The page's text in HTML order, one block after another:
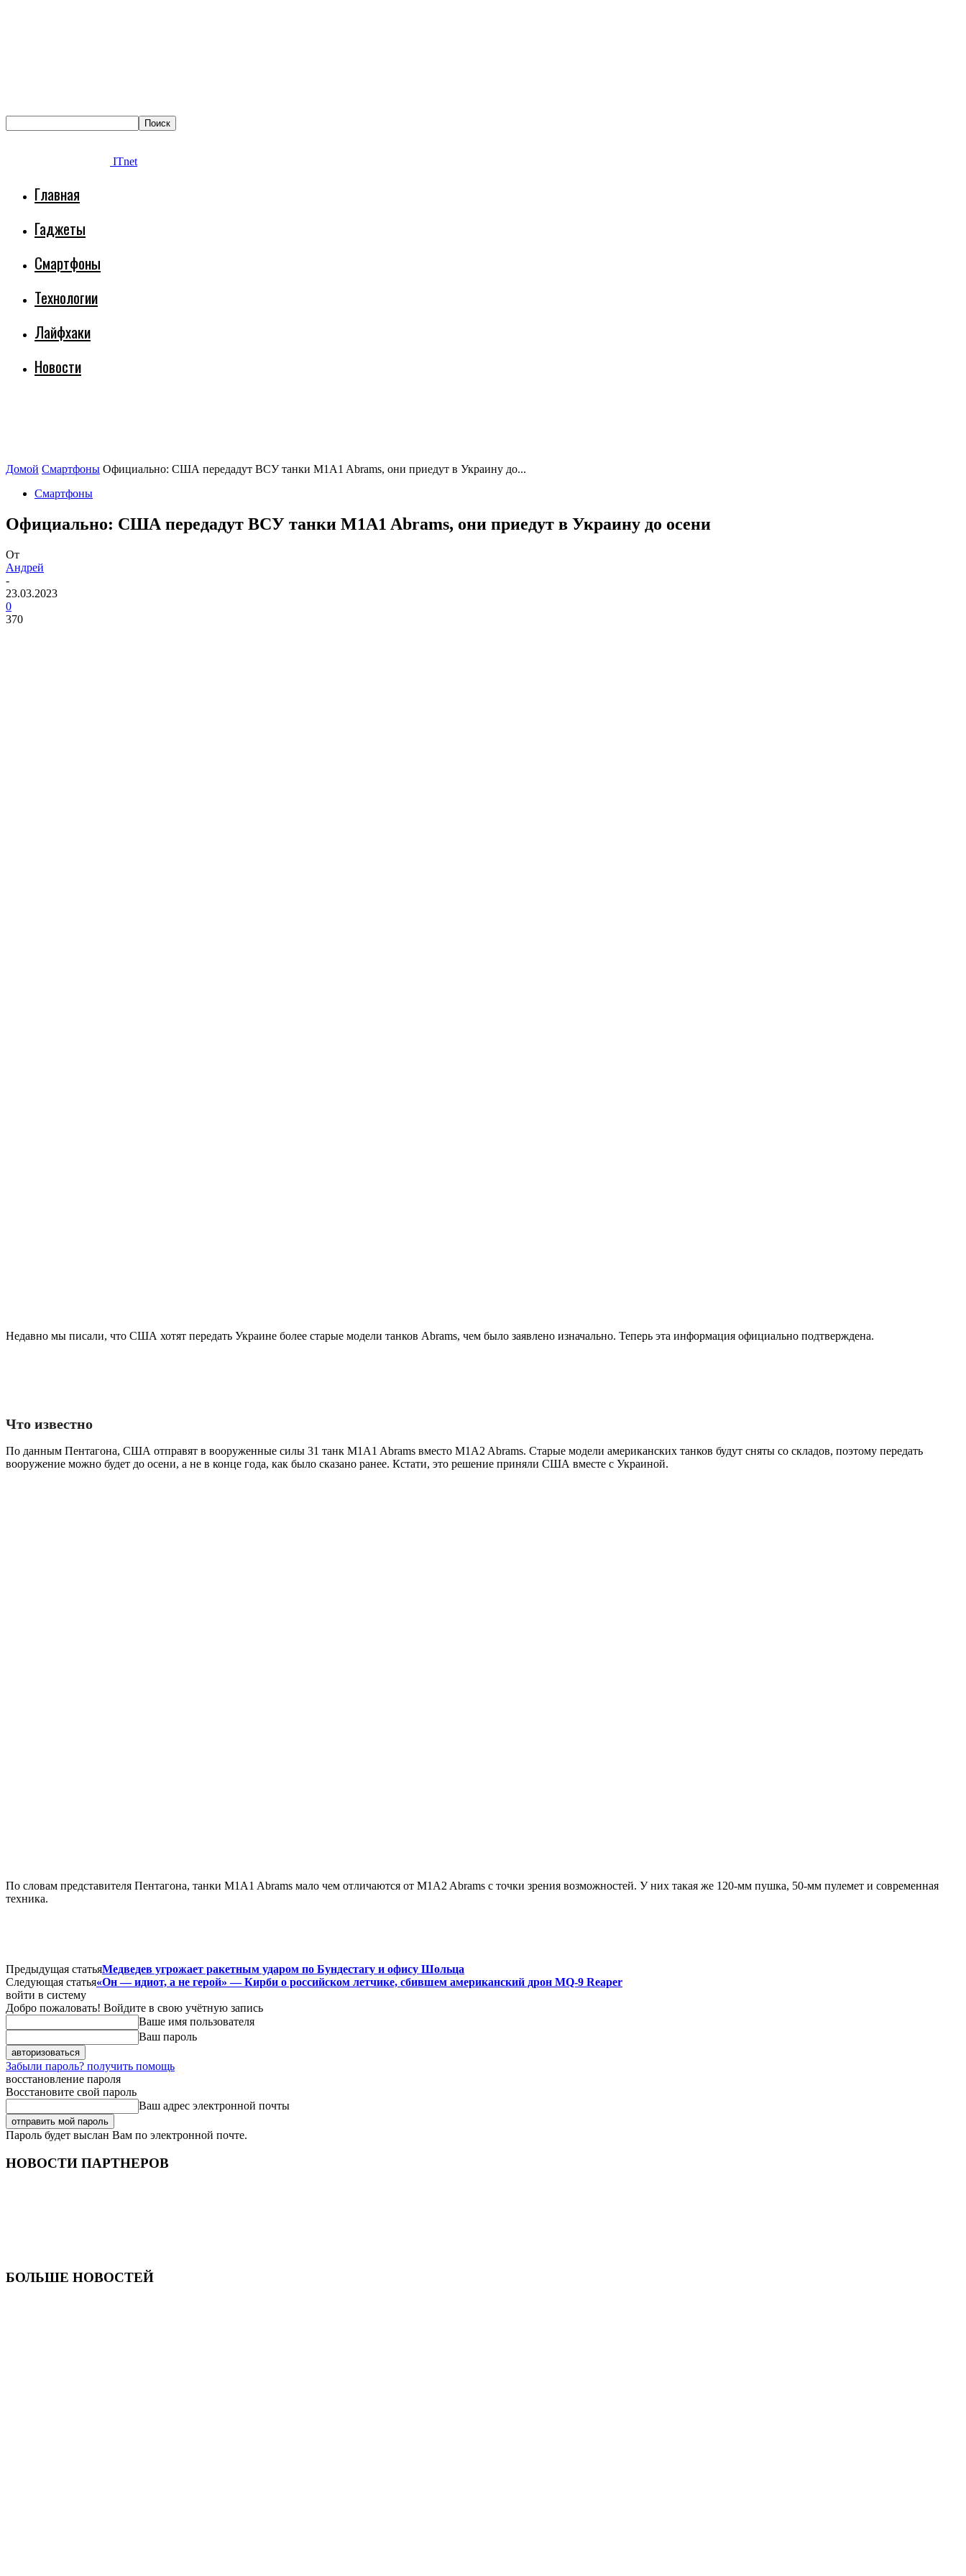
ITnet
Главная
Гаджеты
Смартфоны
Технологии
Лайфхаки
Новости
Домой Смартфоны Официально: США передадут ВСУ танки M1A1 Abrams, они приедут в Украину до...
Смартфоны
Официально: США передадут ВСУ танки M1A1 Abrams, они приедут в Украину до осени
От
Андрей
-
23.03.2023
0
370
Недавно мы писали, что США хотят передать Украине более старые модели танков Abrams, чем было заявлено изначально. Теперь эта информация официально подтверждена.
Что известно
По данным Пентагона, США отправят в вооруженные силы 31 танк M1A1 Abrams вместо M1A2 Abrams. Старые модели американских танков будут сняты со складов, поэтому передать
вооружение можно будет до осени, а не в конце года, как было сказано ранее. Кстати, это решение приняли США вместе с Украиной.
По словам представителя Пентагона, танки M1A1 Abrams мало чем отличаются от M1A2 Abrams с точки зрения возможностей. У них такая же 120-мм пушка, 50-мм пулемет и современная
техника.
Предыдущая статьяМедведев угрожает ракетным ударом по Бундестагу и офису Шольца
Следующая статья«Он — идиот, а не герой» — Кирби о российском летчике, сбившем американский дрон MQ-9 Reaper
войти в систему
Добро пожаловать! Войдите в свою учётную запись
Ваше имя пользователя
Ваш пароль
Забыли пароль? получить помощь
восстановление пароля
Восстановите свой пароль
Ваш адрес электронной почты
Пароль будет выслан Вам по электронной почте.
НОВОСТИ ПАРТНЕРОВ
БОЛЬШЕ НОВОСТЕЙ